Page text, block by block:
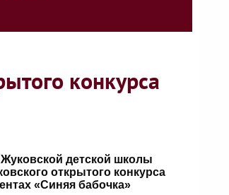
конкурса
детской школы
открытого конкурса
«Синяя бабочка»